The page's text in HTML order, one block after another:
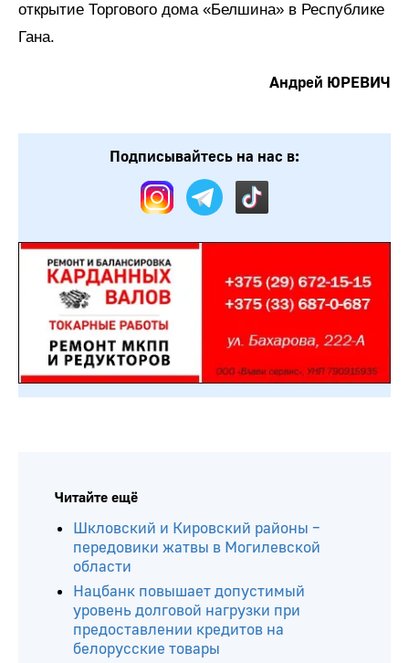
открытие Торгового дома «Белшина» в Республике
Гана.
Андрей ЮРЕВИЧ
Подписывайтесь на нас в:
Читайте ещё
Шкловский и Кировский районы –
передовики жатвы в Могилевской
области
Нацбанк повышает допустимый
уровень долговой нагрузки при
предоставлении кредитов на
белорусские товары